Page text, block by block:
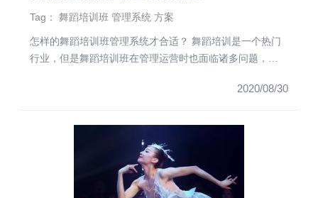
Tag：舞蹈培训班 管理系统 方案
怎样的舞蹈培训班管理系统才合适？ 舞蹈培训是一个热门
行业，但是舞蹈培训班在管理运营时也面临诸多问题，比
2020/08/30